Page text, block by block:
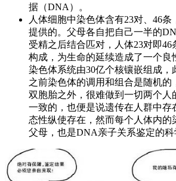
据（DNA）。
人体细胞中染色体含有23对、46条
提供的。父母各自把自己一半的
受精之后结合匹对，人体23对即
构成，为生命的延续造成了一个良
染色体系统由30亿个核镶嵌组成，
之前染色体的调用和组合是随机的
双胞胎之外，很难做到一切两个人
一致的，也便是说遗传在人群中存
态性纵使存在，然而每个人体内的
父母，也是DNA亲子关系鉴定的科